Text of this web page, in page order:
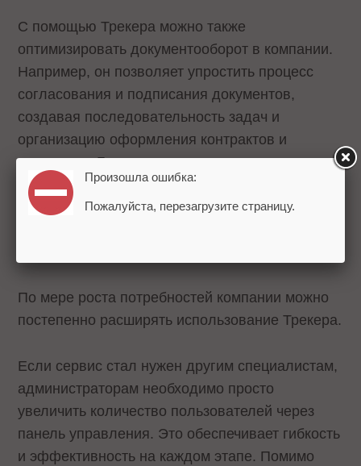
С помощью Трекера можно также
оптимизировать документооборот в компании.
Например, он позволяет упростить процесс
согласования и подписания документов,
создавая последовательность задач и
организацию оформления контрактов и
договоров. Благодаря этому подходу
снижается объем бумажного
документооборота, минимизируется риск
По мере роста потребностей компании можно
постепенно расширять использование Трекера.
Если сервис стал нужен другим специалистам,
администраторам необходимо просто
увеличить количество пользователей через
панель управления. Это обеспечивает гибкость
и эффективность на каждом этапе. Помимо
Произошла ошибка:
Пожалуйста, перезагрузите страницу.